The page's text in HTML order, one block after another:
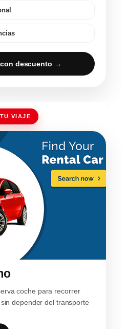
descuento →
VIAJE
coche para recorrer
depender del transporte